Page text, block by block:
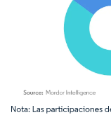
Imagen © Mordor